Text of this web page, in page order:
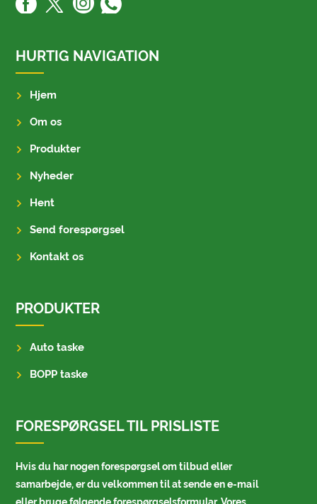
HURTIG NAVIGATION
Hjem
Om os
Produkter
Nyheder
Hent
Send forespørgsel
Kontakt os
PRODUKTER
Auto taske
BOPP taske
FORESPØRGSEL TIL PRISLISTE
Hvis du har nogen forespørgsel om tilbud eller
samarbejde, er du velkommen til at sende en e-mail